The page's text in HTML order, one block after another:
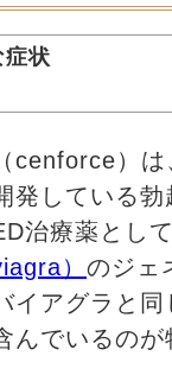
症状
cenforce）は
発している
治療薬とし
） のジェ
イアグラと
んでいるのが